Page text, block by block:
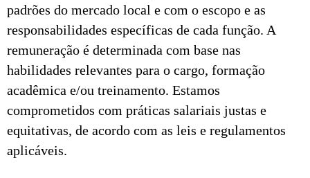
padrões do mercado local e com o escopo e as
responsabilidades específicas de cada função. A
remuneração é determinada com base nas
habilidades relevantes para o cargo, formação
acadêmica e/ou treinamento. Estamos
comprometidos com práticas salariais justas e
equitativas, de acordo com as leis e regulamentos
aplicáveis.